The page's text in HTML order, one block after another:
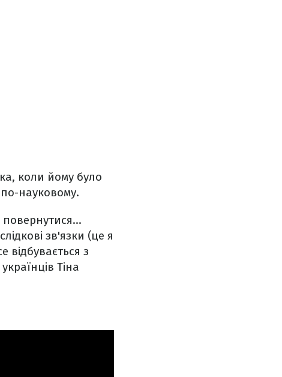
коли йому було
науковому.
повернутися…
зв'язки (це я
відбувається з
Тіна